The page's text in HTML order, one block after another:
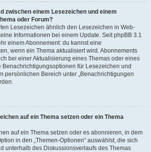
zwischen einem Lesezeichen und einem
oder Forum?
Lesezeichen ähnlich den Lesezeichen in Web-
Informationen bei einem Update. Seit phpBB 3.1
einem Abonnement: du kannst eine
wenn ein Thema aktualisiert wird. Abonnements
bei einer Aktualisierung eines Themas oder eines
Benachrichtigungsoptionen für Lesezeichen und
persönlichen Bereich unter „Benachrichtigungen
auf ein Thema setzen oder ein Thema
auf ein Thema setzen oder es abonnieren, in dem
in den „Themen-Optionen“ auswählst, die sich
unterhalb des Diskussionsverlaufs des Themas